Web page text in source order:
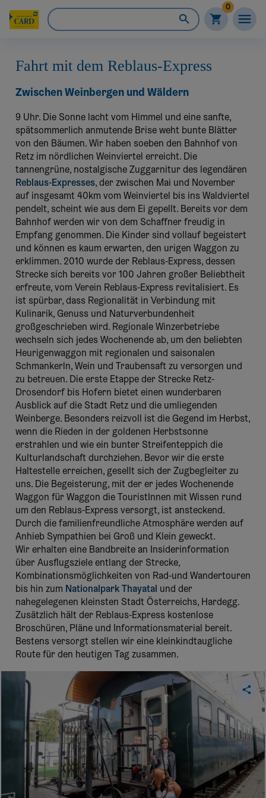
0
Fahrt mit dem Reblaus-Express
Zwischen Weinbergen und Wäldern
9 Uhr. Die Sonne lacht vom Himmel und eine sanfte,
spätsommerlich anmutende Brise weht bunte Blätter
von den Bäumen. Wir haben soeben den Bahnhof von
Retz im nördlichen Weinviertel erreicht. Die
tannengrüne, nostalgische Zuggarnitur des legendären
Reblaus-Expresses, der zwischen Mai und November
auf insgesamt 40km vom Weinviertel bis ins Waldviertel
pendelt, scheint wie aus dem Ei gepellt. Bereits vor dem
Bahnhof werden wir von dem Schaffner freudig in
Empfang genommen. Die Kinder sind vollauf begeistert
und können es kaum erwarten, den urigen Waggon zu
erklimmen. 2010 wurde der Reblaus-Express, dessen
Strecke sich bereits vor 100 Jahren großer Beliebtheit
erfreute, vom Verein Reblaus-Express revitalisiert. Es
ist spürbar, dass Regionalität in Verbindung mit
Kulinarik, Genuss und Naturverbundenheit
großgeschrieben wird. Regionale Winzerbetriebe
wechseln sich jedes Wochenende ab, um den beliebten
Heurigenwaggon mit regionalen und saisonalen
Schmankerln, Wein und Traubensaft zu versorgen und
zu betreuen. Die erste Etappe der Strecke Retz-
Drosendorf bis Hofern bietet einen wunderbaren
Ausblick auf die Stadt Retz und die umliegenden
Weinberge. Besonders reizvoll ist die Gegend im Herbst,
wenn die Rieden in der goldenen Herbstsonne
erstrahlen und wie ein bunter Streifenteppich die
Kulturlandschaft durchziehen. Bevor wir die erste
Haltestelle erreichen, gesellt sich der Zugbegleiter zu
uns. Die Begeisterung, mit der er jedes Wochenende
Waggon für Waggon die TouristInnen mit Wissen rund
um den Reblaus-Express versorgt, ist ansteckend.
Durch die familienfreundliche Atmosphäre werden auf
Anhieb Sympathien bei Groß und Klein geweckt.
Wir erhalten eine Bandbreite an Insiderinformation
über Ausflugsziele entlang der Strecke,
Kombinationsmöglichkeiten von Rad-und Wandertouren
bis hin zum Nationalpark Thayatal und der
nahegelegenen kleinsten Stadt Österreichs, Hardegg.
Zusätzlich hält der Reblaus-Express kostenlose
Broschüren, Pläne und Informationsmaterial bereit.
Bestens versorgt stellen wir eine kleinkindtaugliche
Route für den heutigen Tag zusammen.